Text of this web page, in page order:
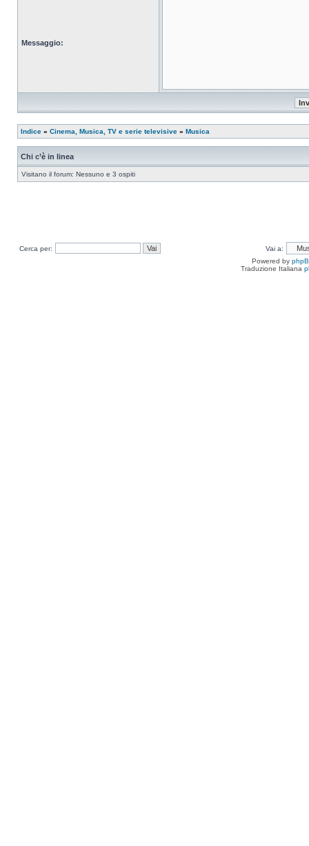
Messaggio:
Indice » Cinema, Musica, TV e serie televisive » Musica
Chi c’è in linea
Visitano il forum: Nessuno e 3 ospiti
Cerca per:
Vai a:
Powered by
Traduzione Italiana